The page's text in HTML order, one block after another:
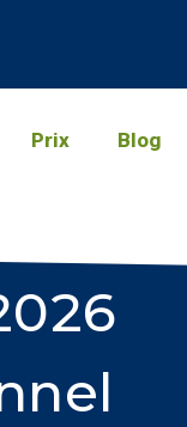
Prix Blog